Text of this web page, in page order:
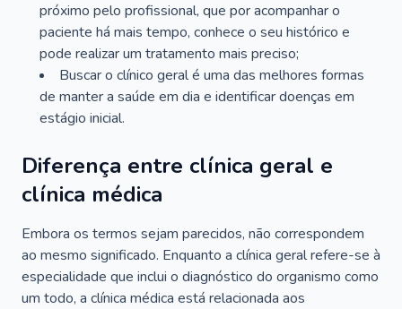
próximo pelo profissional, que por acompanhar o
paciente há mais tempo, conhece o seu histórico e
pode realizar um tratamento mais preciso;
Buscar o clínico geral é uma das melhores formas
de manter a saúde em dia e identificar doenças em
estágio inicial.
Diferença entre clínica geral e
clínica médica
Embora os termos sejam parecidos, não correspondem
ao mesmo significado. Enquanto a clínica geral refere-se à
especialidade que inclui o diagnóstico do organismo como
um todo, a clínica médica está relacionada aos